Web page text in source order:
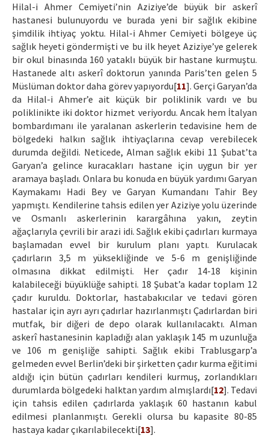
Hilal-i Ahmer Cemiyeti’nin Aziziye’de büyük bir askerî
hastanesi bulunuyordu ve burada yeni bir sağlık ekibine
şimdilik ihtiyaç yoktu. Hilal-i Ahmer Cemiyeti bölgeye üç
sağlık heyeti göndermişti ve bu ilk heyet Aziziye’ye gelerek
bir okul binasında 160 yataklı büyük bir hastane kurmuştu.
Hastanede altı askerî doktorun yanında Paris’ten gelen 5
Müslüman doktor daha görev yapıyordu[11]. Gerçi Garyan’da
da Hilal-i Ahmer’e ait küçük bir poliklinik vardı ve bu
poliklinikte iki doktor hizmet veriyordu. Ancak hem İtalyan
bombardımanı ile yaralanan askerlerin tedavisine hem de
bölgedeki halkın sağlık ihtiyaçlarına cevap verebilecek
durumda değildi. Neticede, Alman sağlık ekibi 11 Şubat’ta
Garyan’a gelince kuracakları hastane için uygun bir yer
aramaya başladı. Onlara bu konuda en büyük yardımı Garyan
Kaymakamı Hadi Bey ve Garyan Kumandanı Tahir Bey
yapmıştı. Kendilerine tahsis edilen yer Aziziye yolu üzerinde
ve Osmanlı askerlerinin karargâhına yakın, zeytin
ağaçlarıyla çevrili bir arazi idi. Sağlık ekibi çadırları kurmaya
başlamadan evvel bir kurulum planı yaptı. Kurulacak
çadırların 3,5 m yüksekliğinde ve 5-6 m genişliğinde
olmasına dikkat edilmişti. Her çadır 14-18 kişinin
kalabileceği büyüklüğe sahipti. 18 Şubat’a kadar toplam 12
çadır kuruldu. Doktorlar, hastabakıcılar ve tedavi gören
hastalar için ayrı ayrı çadırlar hazırlanmıştı Çadırlardan biri
mutfak, bir diğeri de depo olarak kullanılacaktı. Alman
askerî hastanesinin kapladığı alan yaklaşık 145 m uzunluğa
ve 106 m genişliğe sahipti. Sağlık ekibi Trablusgarp’a
gelmeden evvel Berlin’deki bir şirketten çadır kurma eğitimi
aldığı için bütün çadırları kendileri kurmuş, zorlandıkları
durumlarda bölgedeki halktan yardım almışlardı[12]. Tedavi
için tahsis edilen çadırlarda yaklaşık 60 hastanın kabul
edilmesi planlanmıştı. Gerekli olursa bu kapasite 80-85
hastaya kadar çıkarılabilecekti[13].